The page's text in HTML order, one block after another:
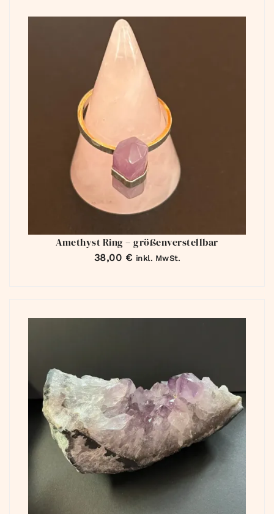
Amethyst Ring – größenverstellbar
38,00 € inkl. MwSt.